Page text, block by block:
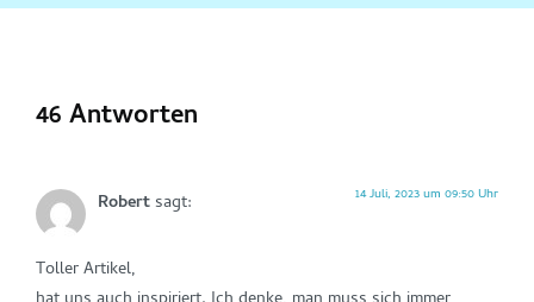
46 Antworten
Robertsagt: 14 Juli, 2023 um 09:50 Uhr
Toller Artikel,